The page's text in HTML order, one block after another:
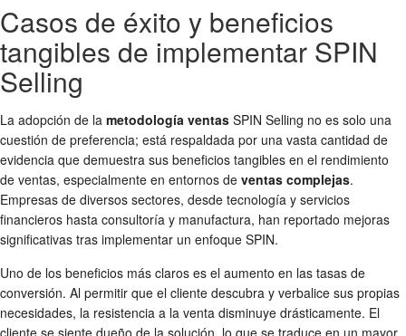
Casos de éxito y beneficios
tangibles de implementar SPIN
Selling
La adopción de la metodología ventas SPIN Selling no es solo una
cuestión de preferencia; está respaldada por una vasta cantidad de
evidencia que demuestra sus beneficios tangibles en el rendimiento
de ventas, especialmente en entornos de ventas complejas.
Empresas de diversos sectores, desde tecnología y servicios
financieros hasta consultoría y manufactura, han reportado mejoras
significativas tras implementar un enfoque SPIN.
Uno de los beneficios más claros es el aumento en las tasas de
conversión. Al permitir que el cliente descubra y verbalice sus propias
necesidades, la resistencia a la venta disminuye drásticamente. El